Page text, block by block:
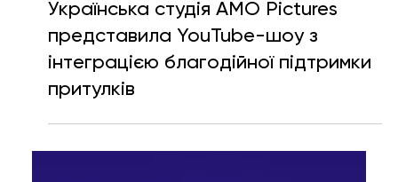
16 лют.
Читати 1 хв
Українська студія AMO Pictures
представила YouTube-шоу з
інтеграцією благодійної підтримки
притулків